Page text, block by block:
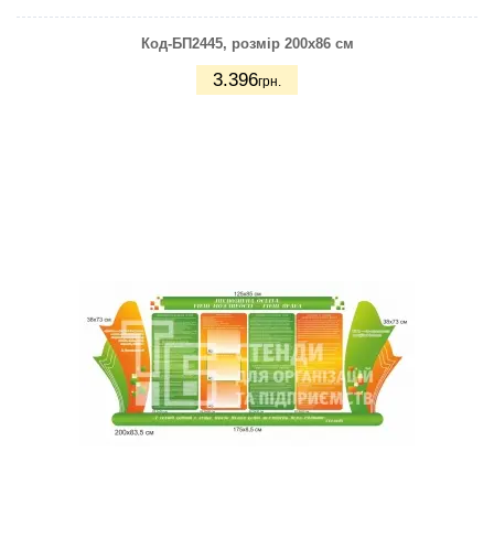
Код-БП2445, розмір 200х86 см
3.396грн.